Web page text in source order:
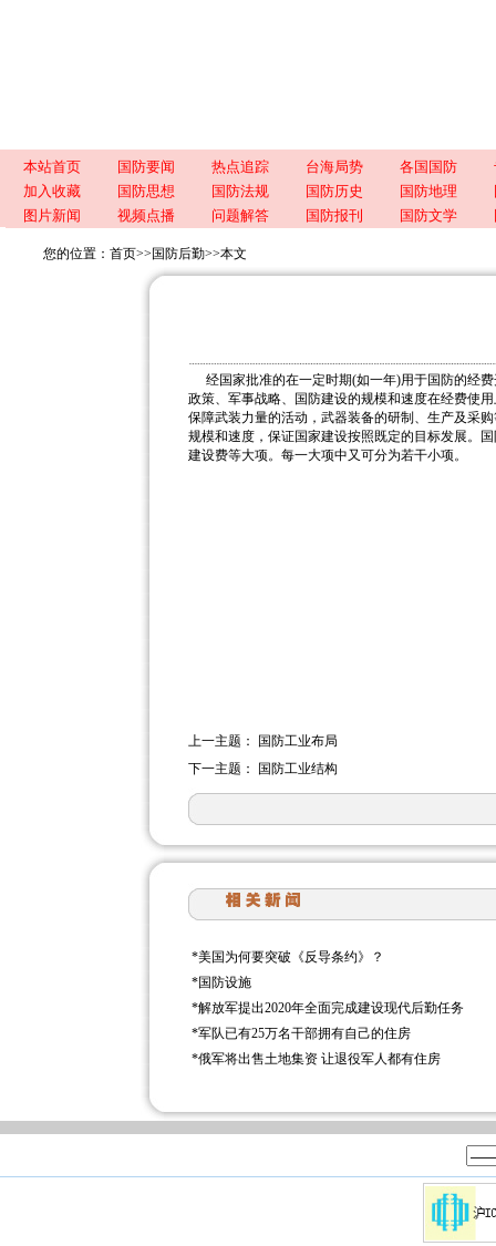
本站首页 国防要闻 热点追踪 台海局势 各国国防
加入收藏
国防思想 国防法规 国防历史 国防地理
图片新闻
视频点播 问题解答 国防报刊 国防文学
您的位置： 首页>> 国防后勤>>本文
经国家批准的在一定时期(如一年)用于国防的经
政策、军事战略、国防建设的规模和速度在经费使
保障武装力量的活动，武器装备的研制、生产及采
规模和速度，保证国家建设按照既定的目标发展。
建设费等大项。每一大项中又可分为若干小项。
上一主题：
国防工业布局
下一主题：
国防工业结构
*美国为何要突破《反导条约》？
*国防设施
*解放军提出2020年全面完成建设现代后勤任务
*军队已有25万名干部拥有自己的住房
*俄军将出售土地集资 让退役军人都有住房